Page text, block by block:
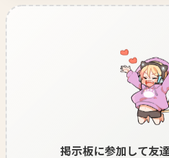
掲示板に参加して友